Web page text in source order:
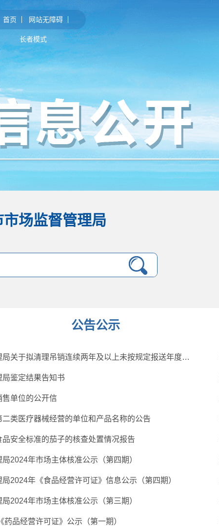
首页 网站无障碍
长者模式
市场监督管理局
公告公示
澄江市市场监督管理局关于拟清理吊销连续两年及以上未按规定报送年度报告且被列入经营异常名录未改正的96户企业的提示性公告
鉴定结果告知书
售单位的公开信
类医疗器械经营的单位和产品名称的公告
安全标准的茄子的核查处置情况报告
2024年市场主体核准公示（第四期）
2024年《食品经营许可证》信息公示（第四期）
2024年市场主体核准公示（第三期）
药品经营许可证》公示（第一期）